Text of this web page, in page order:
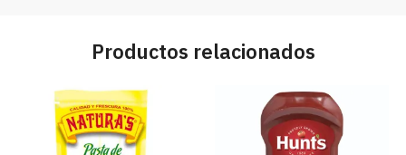
Productos relacionados